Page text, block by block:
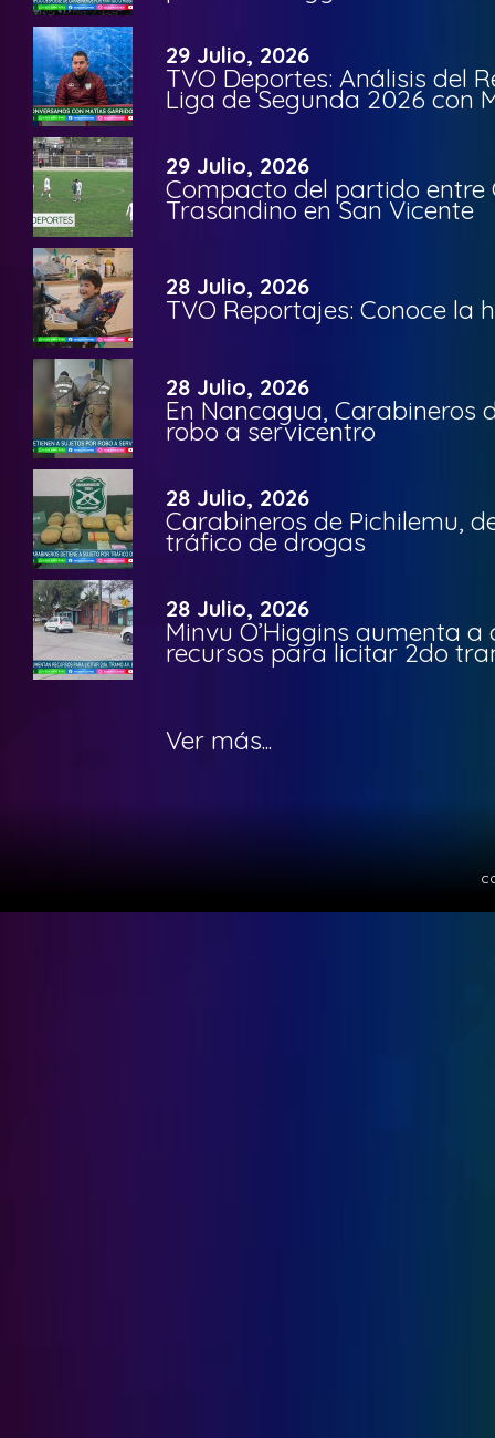
29 Julio, 2026
TVO Deportes: Análisis del
Liga de Segunda 2026 con
29 Julio, 2026
Compacto del partido entre
Trasandino en San Vicente
28 Julio, 2026
TVO Reportajes: Conoce la
28 Julio, 2026
En Nancagua, Carabineros
robo a servicentro
28 Julio, 2026
Carabineros de Pichilemu,
tráfico de drogas
28 Julio, 2026
Minvu O’Higgins aumenta a
recursos para licitar 2do
Ver más...